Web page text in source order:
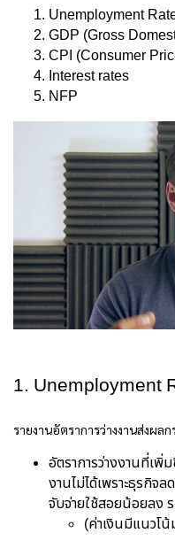
Unemployment
GDP (Gross
CPI (Consumer
Interest rates
NFP
1. Unemployment
รายงานอัตราการว่างงานส่งผล
อัตราการว่างงานที่เพิ่
งานไม่ได้เพราะธุรกิจ
จับจ่ายใช้สอยน้อยลง
(ค่าเงินมีแนวโ